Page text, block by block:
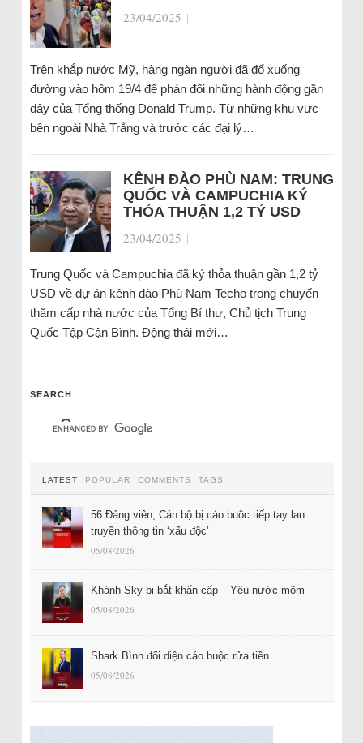
23/04/2025 |
Trên khắp nước Mỹ, hàng ngàn người đã đổ xuống
đường vào hôm 19/4 để phản đối những hành động gần
đây của Tổng thống Donald Trump. Từ những khu vực
bên ngoài Nhà Trắng và trước các đại lý…
KÊNH ĐÀO PHÙ NAM: TRUNG
QUỐC VÀ CAMPUCHIA KÝ
THỎA THUẬN 1,2 TỶ USD
23/04/2025 |
Trung Quốc và Campuchia đã ký thỏa thuận gần 1,2 tỷ
USD về dự án kênh đào Phù Nam Techo trong chuyến
thăm cấp nhà nước của Tổng Bí thư, Chủ tịch Trung
Quốc Tập Cận Bình. Động thái mới…
SEARCH
LATEST POPULAR COMMENTS TAGS
56 Đảng viên, Cán bộ bị cáo buộc tiếp tay lan
truyền thông tin ‘xấu độc’
05/08/2026
Khánh Sky bị bắt khẩn cấp – Yêu nước mõm
05/08/2026
Shark Bình đối diện cáo buộc rửa tiền
05/08/2026